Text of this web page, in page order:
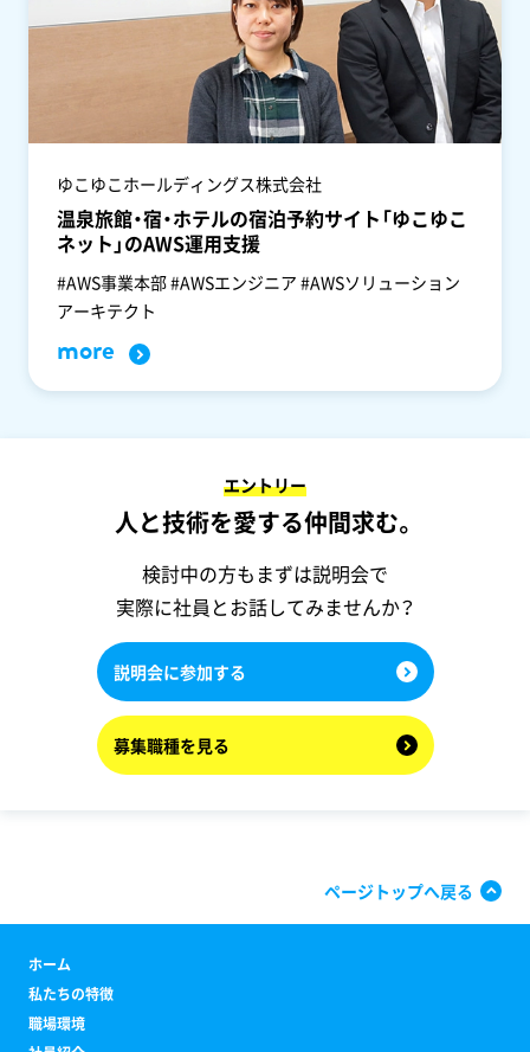
ゆこゆこホールディングス株式会社
温泉旅館・宿・ホテルの宿泊予約サイト「ゆこゆこ
ネット」のAWS運用支援
#AWS事業本部 #AWSエンジニア #AWSソリューション
アーキテクト
more
エントリー
人と技術を愛する仲間求む。
検討中の方もまずは説明会で
実際に社員とお話してみませんか？
説明会に参加する
募集職種を見る
ページトップへ戻る
ホーム
私たちの特徴
職場環境